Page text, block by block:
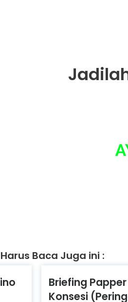
Baca Juga ini :
Briefing
Konsesi